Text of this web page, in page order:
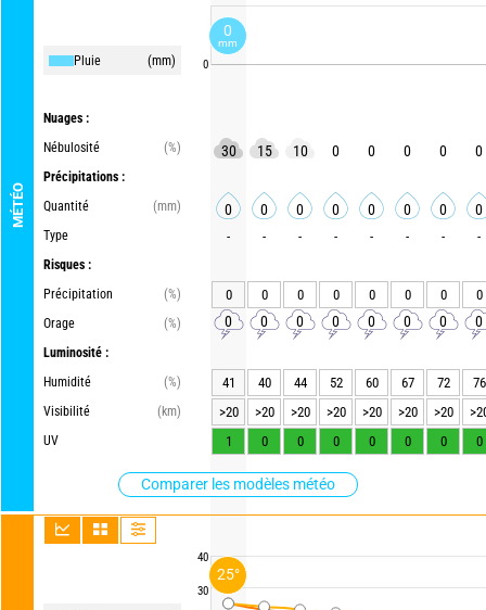
MÉTÉO
Pluie (mm)
Nuages :
Nébulosité
(%)
Précipitations :
Quantité
(mm)
Type
Risques :
Précipitation
(%)
Orage
(%)
Luminosité :
Humidité
(%)
Visibilité
(km)
UV
Comparer les modèles météo
0
40
30
30 15 10 0 0 0 0 0
0 0 0 0 0 0 0 0
- - - - - - - -
0 0 0 0 0 0 0 0
0 0 0 0 0 0 0 0
41 40 44 52 60 67 72
76
>20
>20 >20 >20 >20 >20 >20
1
0 0 0 0 0 0 0
0
mm
25°